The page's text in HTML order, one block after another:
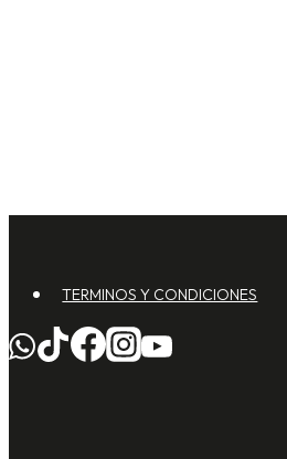
TERMINOS Y CONDICIONES